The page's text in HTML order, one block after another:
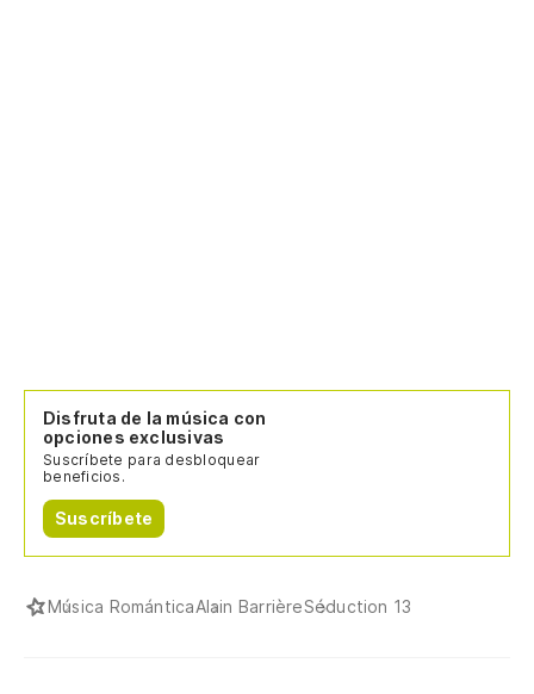
Disfruta de la música con
opciones exclusivas
Suscríbete para desbloquear
beneficios.
Suscríbete
Música RománticaAlain BarrièreSéduction 13